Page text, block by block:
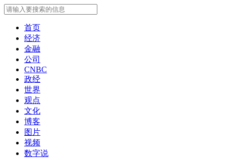
首页
经济
金融
公司
CNBC
政经
世界
观点
文化
博客
图片
视频
数字说